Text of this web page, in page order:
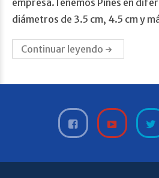
empresa.Tenemos Pines en
diámetros de 3.5 cm, 4.5 cm y
Continuar leyendo